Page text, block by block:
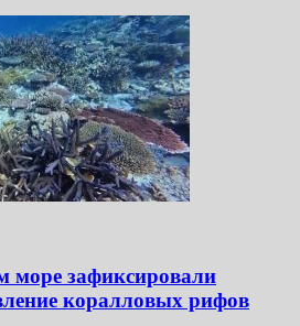
зафиксировали
коралловых рифов